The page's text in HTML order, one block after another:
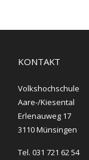
KONTAKT
Volkshochschule
Aare-/Kiesental
Erlenauweg 17
3110 Münsingen
Tel. 031 721 62 54